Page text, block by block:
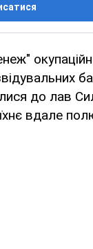
до лав
вдале